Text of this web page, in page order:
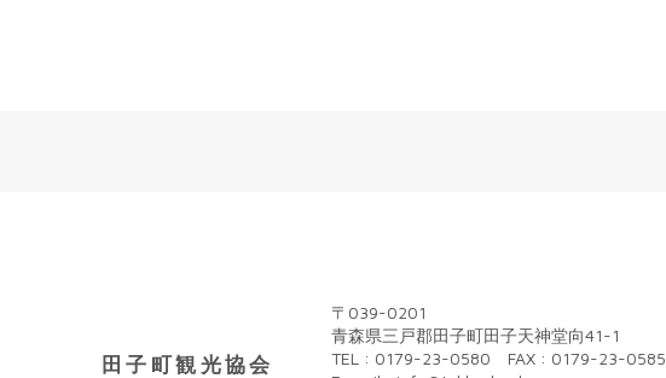
田子町観光協会
〒039-0201
青森県三戸郡田子町田子天神堂向41-1
TEL : 0179-23-0580 FAX : 0179-23-0585